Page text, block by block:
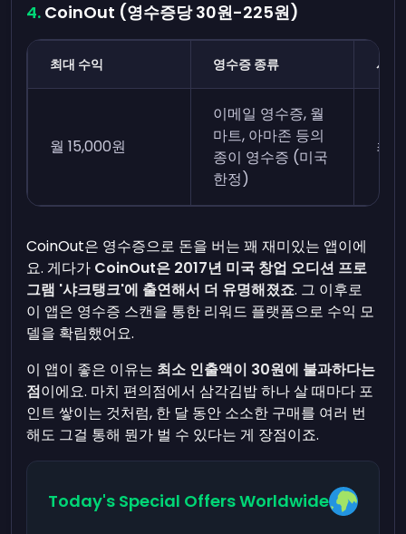
CoinOut (영수증당 30원-225원)
최대 수익 영수증 종류 시간
월 15,000원
이메일 영수증, 월
마트, 아마존 등의
종이 영수증 (미국
한정)
최
CoinOut은 영수증으로 돈을 버는 꽤 재미있는 앱이에
요. 게다가 CoinOut은 2017년 미국 창업 오디션 프로
그램 '샤크탱크'에 출연해서 더 유명해졌죠. 그 이후로
이 앱은 영수증 스캔을 통한 리워드 플랫폼으로 수익 모
델을 확립했어요.
이 앱이 좋은 이유는 최소 인출액이 30원에 불과하다는
점이에요. 마치 편의점에서 삼각김밥 하나 살 때마다 포
인트 쌓이는 것처럼, 한 달 동안 소소한 구매를 여러 번
해도 그걸 통해 뭔가 벌 수 있다는 게 장점이죠.
Today's Special Offers Worldwide